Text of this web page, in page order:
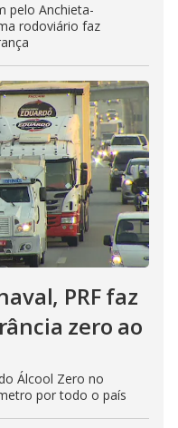
pelo Anchieta-
rodoviário faz
PRF faz
zero ao
Álcool Zero no
por todo o país